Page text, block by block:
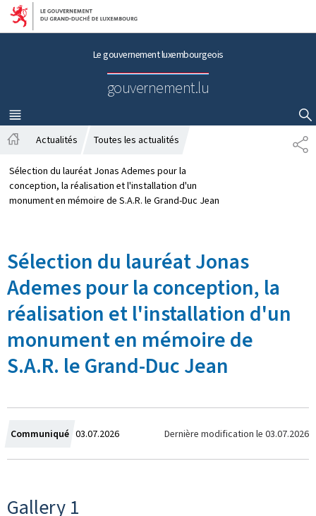
Aller au menu principal
Aller au contenu
Le gouvernement luxembourgeois
gouvernement.lu
MENU
PRINCIPAL
AFFICHER / MASQUER LA RECHERCHE
P
A
c
c
u
Actualités Toutes les actualités
Sélection du lauréat Jonas Ademes pour la
conception, la réalisation et l'installation d'un
monument en mémoire de S.A.R. le Grand-Duc Jean
Sélection du lauréat Jonas
Ademes pour la conception, la
réalisation et l'installation d'un
monument en mémoire de
S.A.R. le Grand-Duc Jean
Communiqué C
r
03.07.2026 Dernière modification le 03.07.2026
Gallery 1